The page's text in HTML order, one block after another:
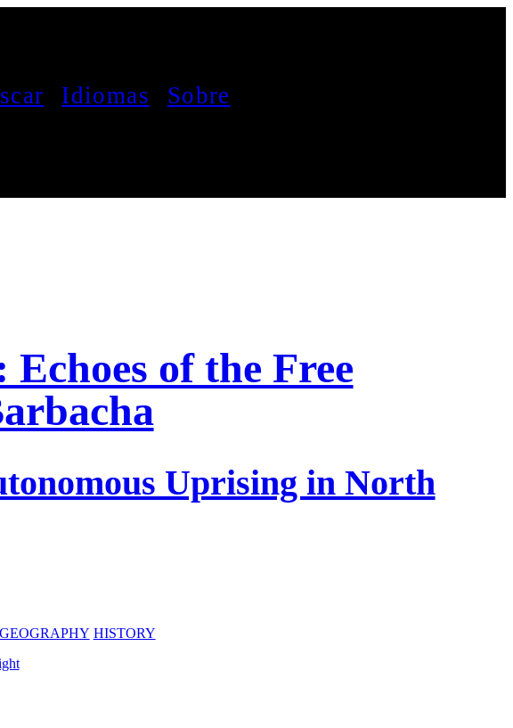
Idiomas Sobre
of the Free
Uprising in North
GEOGRAPHY HISTORY